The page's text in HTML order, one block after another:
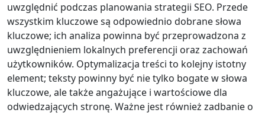
uwzględnić podczas planowania strategii SEO. Przede
wszystkim kluczowe są odpowiednio dobrane słowa
kluczowe; ich analiza powinna być przeprowadzona z
uwzględnieniem lokalnych preferencji oraz zachowań
użytkowników. Optymalizacja treści to kolejny istotny
element; teksty powinny być nie tylko bogate w słowa
kluczowe, ale także angażujące i wartościowe dla
odwiedzających stronę. Ważne jest również zadbanie o